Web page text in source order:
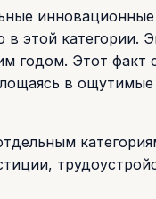
в этой категории.
годом. Этот факт
в